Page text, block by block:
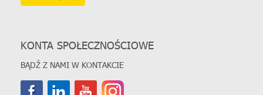
KONTA SPOŁECZNOŚCIOWE
BĄDŹ Z NAMI W KONTAKCIE